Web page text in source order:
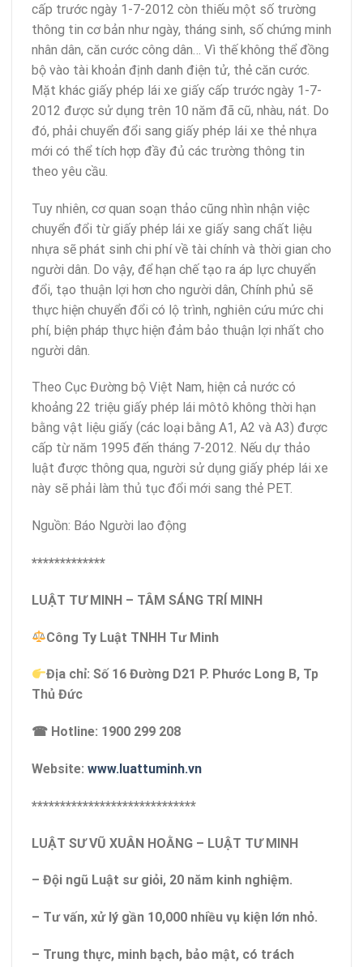
cấp trước ngày 1-7-2012 còn thiếu một số trường
thông tin cơ bản như ngày, tháng sinh, số chứng minh
nhân dân, căn cước công dân… Vì thế không thể đồng
bộ vào tài khoản định danh điện tử, thẻ căn cước.
Mặt khác giấy phép lái xe giấy cấp trước ngày 1-7-
2012 được sử dụng trên 10 năm đã cũ, nhàu, nát. Do
đó, phải chuyển đổi sang giấy phép lái xe thẻ nhựa
mới có thể tích hợp đầy đủ các trường thông tin
theo yêu cầu.
Tuy nhiên, cơ quan soạn thảo cũng nhìn nhận việc
chuyển đổi từ giấy phép lái xe giấy sang chất liệu
nhựa sẽ phát sinh chi phí về tài chính và thời gian cho
người dân. Do vậy, để hạn chế tạo ra áp lực chuyển
đổi, tạo thuận lợi hơn cho người dân, Chính phủ sẽ
thực hiện chuyển đổi có lộ trình, nghiên cứu mức chi
phí, biện pháp thực hiện đảm bảo thuận lợi nhất cho
người dân.
Theo Cục Đường bộ Việt Nam, hiện cả nước có
khoảng 22 triệu giấy phép lái môtô không thời hạn
bằng vật liệu giấy (các loại bằng A1, A2 và A3) được
cấp từ năm 1995 đến tháng 7-2012. Nếu dự thảo
luật được thông qua, người sử dụng giấy phép lái xe
này sẽ phải làm thủ tục đổi mới sang thẻ PET.
Nguồn: Báo Người lao động
*************
LUẬT TƯ MINH – TÂM SÁNG TRÍ MINH
Công Ty Luật TNHH Tư Minh
Địa chỉ: Số 16 Đường D21 P. Phước Long B, Tp
Thủ Đức
☎ Hotline: 1900 299 208
Website: www.luattuminh.vn
*****************************
LUẬT SƯ VŨ XUÂN HOẰNG – LUẬT TƯ MINH
– Đội ngũ Luật sư giỏi, 20 năm kinh nghiệm.
– Tư vấn, xử lý gần 10,000 nhiều vụ kiện lớn nhỏ.
– Trung thực, minh bạch, bảo mật, có trách